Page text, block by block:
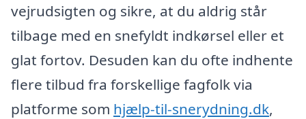
vejrudsigten og sikre, at du aldrig står
tilbage med en snefyldt indkørsel eller et
glat fortov. Desuden kan du ofte indhente
flere tilbud fra forskellige fagfolk via
platforme som hjælp-til-snerydning.dk,